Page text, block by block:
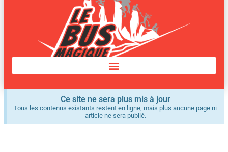
Ce site ne sera plus mis à jour
Tous les contenus existants restent en ligne, mais plus aucune page ni
article ne sera publié.